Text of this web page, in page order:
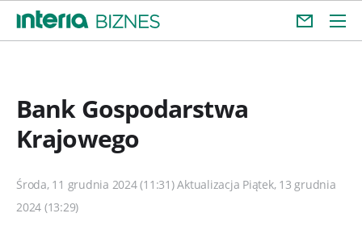
Bank Gospodarstwa
Krajowego
Środa, 11 grudnia 2024 (11:31) Aktualizacja Piątek, 13 grudnia
2024 (13:29)